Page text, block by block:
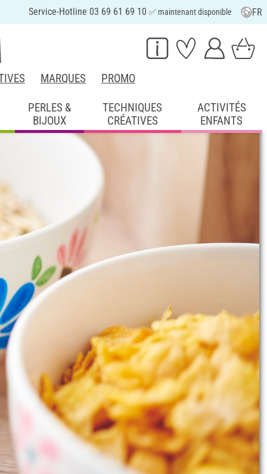
Service-Hotline 03 69 61 69 10 ✅ maintenant disponible FR
MARQUES PROMO
PERLES &
BIJOUX
TECHNIQUES
CRÉATIVES
ACTIVITÉS
ENFANTS
des bols en porcelaine est une
nous te montrons comment créer
Que tu sois débutant ou bricoleur